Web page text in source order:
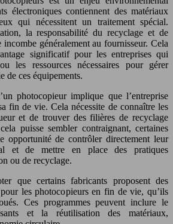
électroniques contiennent des matériaux
qui nécessitent un traitement spécial.
la responsabilité du recyclage et de
généralement au fournisseur. Cela
significatif pour les entreprises qui
les ressources nécessaires pour gérer
de ces équipements.
photocopieur implique que l’entreprise
fin de vie. Cela nécessite de connaître les
et de trouver des filières de recyclage
puisse sembler contraignant, certaines
opportunité de contrôler directement leur
et de mettre en place des pratiques
ou de recyclage.
que certains fabricants proposent des
les photocopieurs en fin de vie, qu’ils
Ces programmes peuvent inclure le
et la réutilisation des matériaux,